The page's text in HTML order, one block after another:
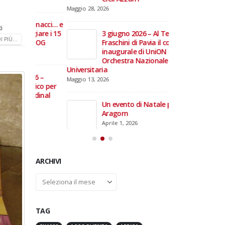
PIÙ...
e
i 15
–
per
Maggio 28, 2026
3 giugno 2026 – Al Teatro
Fraschini di Pavia il concerto
inaugurale di UniON –
Orchestra Nazionale
Universitaria
Maggio 13, 2026
Un evento di Natale per
Aprile 1, 2026
Archivi